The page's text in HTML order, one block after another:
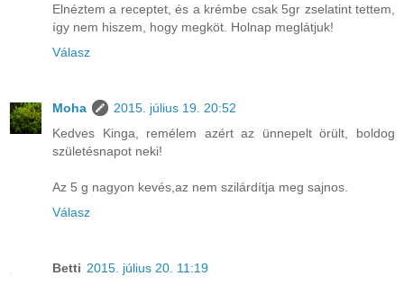
Elnéztem a receptet, és a krémbe csak 5gr zselatint tettem,
így nem hiszem, hogy megköt. Holnap meglátjuk!
Válasz
Moha
2015. július 19. 20:52
Kedves Kinga, remélem azért az ünnepelt örült, boldog
születésnapot neki!
Az 5 g nagyon kevés,az nem szilárdítja meg sajnos.
Válasz
Betti 2015. július 20. 11:19